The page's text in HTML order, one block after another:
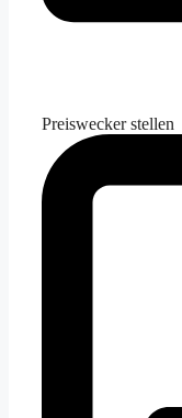
Preiswecker stellen